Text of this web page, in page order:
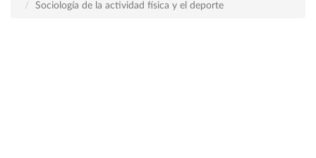
Sociología de la actividad física y el deporte